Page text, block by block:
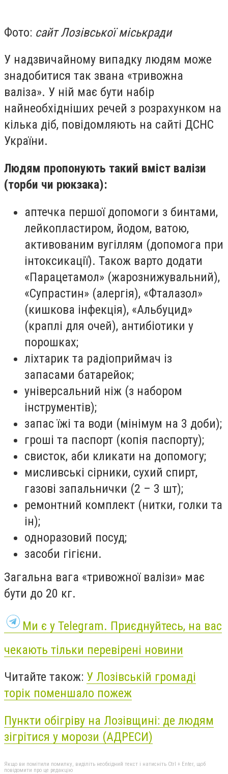
Фото: сайт Лозівської міськради
У надзвичайному випадку людям може
знадобитися так звана «тривожна
валіза». У ній має бути набір
найнеобхідніших речей з розрахунком на
кілька діб, повідомляють на сайті ДСНС
України.
Людям пропонують такий вміст валізи
(торби чи рюкзака):
аптечка першої допомоги з бинтами,
лейкопластиром, йодом, ватою,
активованим вугіллям (допомога при
інтоксикації). Також варто додати
«Парацетамол» (жарознижувальний),
«Супрастин» (алергія), «Фталазол»
(кишкова інфекція), «Альбуцид»
(краплі для очей), антибіотики у
порошках;
ліхтарик та радіоприймач із
запасами батарейок;
універсальний ніж (з набором
інструментів);
запас їжі та води (мінімум на 3 доби);
гроші та паспорт (копія паспорту);
свисток, аби кликати на допомогу;
мисливські сірники, сухий спирт,
газові запальнички (2 – 3 шт);
ремонтний комплект (нитки, голки та
ін);
одноразовий посуд;
засоби гігієни.
Загальна вага «тривожної валізи» має
бути до 20 кг.
Ми є у Telegram. Приєднуйтесь, на вас
чекають тільки перевірені новини
Читайте також: У Лозівській громаді
торік поменшало пожеж
Пункти обігріву на Лозівщині: де людям
зігрітися у морози (АДРЕСИ)
Якщо ви помітили помилку, виділіть необхідний текст і натисніть Ctrl + Enter, щоб
повідомити про це редакцію